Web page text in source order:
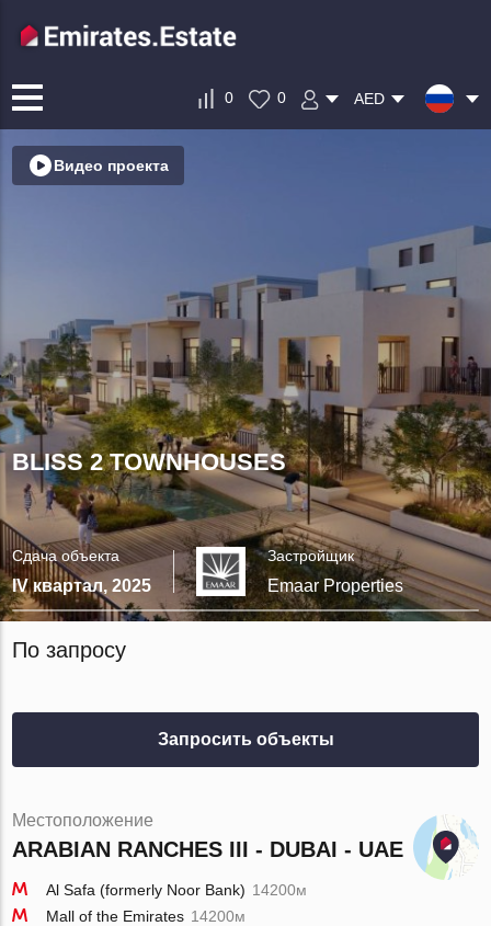
0 0 AED
Видео проекта
BLISS 2 TOWNHOUSES
Сдача объекта
IV квартал, 2025
Застройщик
Emaar Properties
По запросу
Запросить объекты
Местоположение
ARABIAN RANCHES III - DUBAI - UAE
Al Safa (formerly Noor Bank) 14200м
Mall of the Emirates 14200м